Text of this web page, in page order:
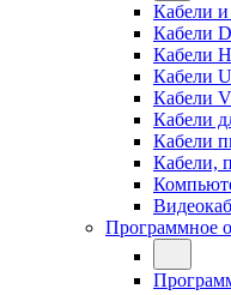
Кабели
Кабели
Кабели
Кабели
Кабели
Кабели
Кабели
Кабели,
Программное